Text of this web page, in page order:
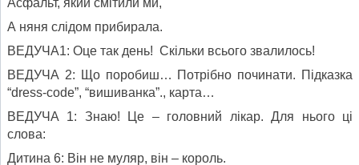
А няня слідом прибирала.
ВЕДУЧА1: Оце так день! Скільки всього звалилось!
ВЕДУЧА 2: Що поробиш… Потрібно починати. Підказка
“dress-code”, “вишиванка”., карта…
ВЕДУЧА 1: Знаю! Це – головний лікар. Для нього ці
слова:
Дитина 6: Він не муляр, він – король.